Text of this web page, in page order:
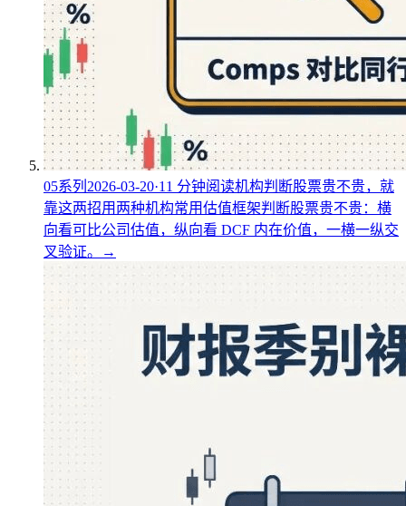
05系列 2026-03-20·11 分钟阅读机构判断股票贵不贵，就
靠这两招用两种机构常用估值框架判断股票贵不贵：横
向看可比公司估值，纵向看 DCF 内在价值，一横一纵交
叉验证。
→